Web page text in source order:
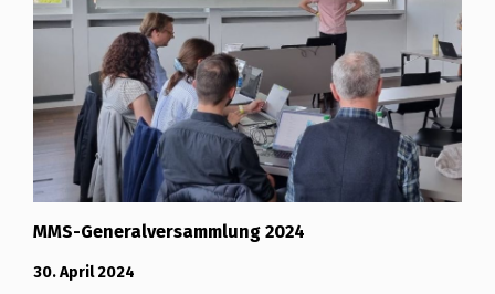
MMS-Generalversammlung 2024
30. April 2024